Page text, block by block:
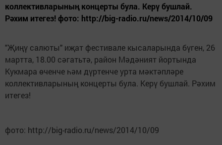
коллективларының концерты була. Керү бушлай.
Рәхим итегез! фото: http://big-radio.ru/news/2014/10/09
"Җиңү салюты" иҗат фестивале кысаларында бүген, 26
мартта, 18.00 сәгатьтә, район Мәдәният йортында
Кукмара өченче һәм дүртенче урта мәктәпләре
коллективларының концерты була. Керү бушлай. Рәхим
итегез!
фото: http://big-radio.ru/news/2014/10/09